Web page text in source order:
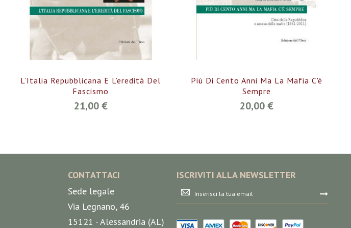
L’Italia Repubblicana E L’eredità Del
Fascismo
21,00 €
Più Di Cento Anni Ma La Mafia C'è
Sempre
20,00 €
CONTATTACI
Sede legale
Via Legnano, 46
15121 - Alessandria (AL)
ISCRIVITI ALLA NEWSLETTER
Iscriviti
alla
nostra